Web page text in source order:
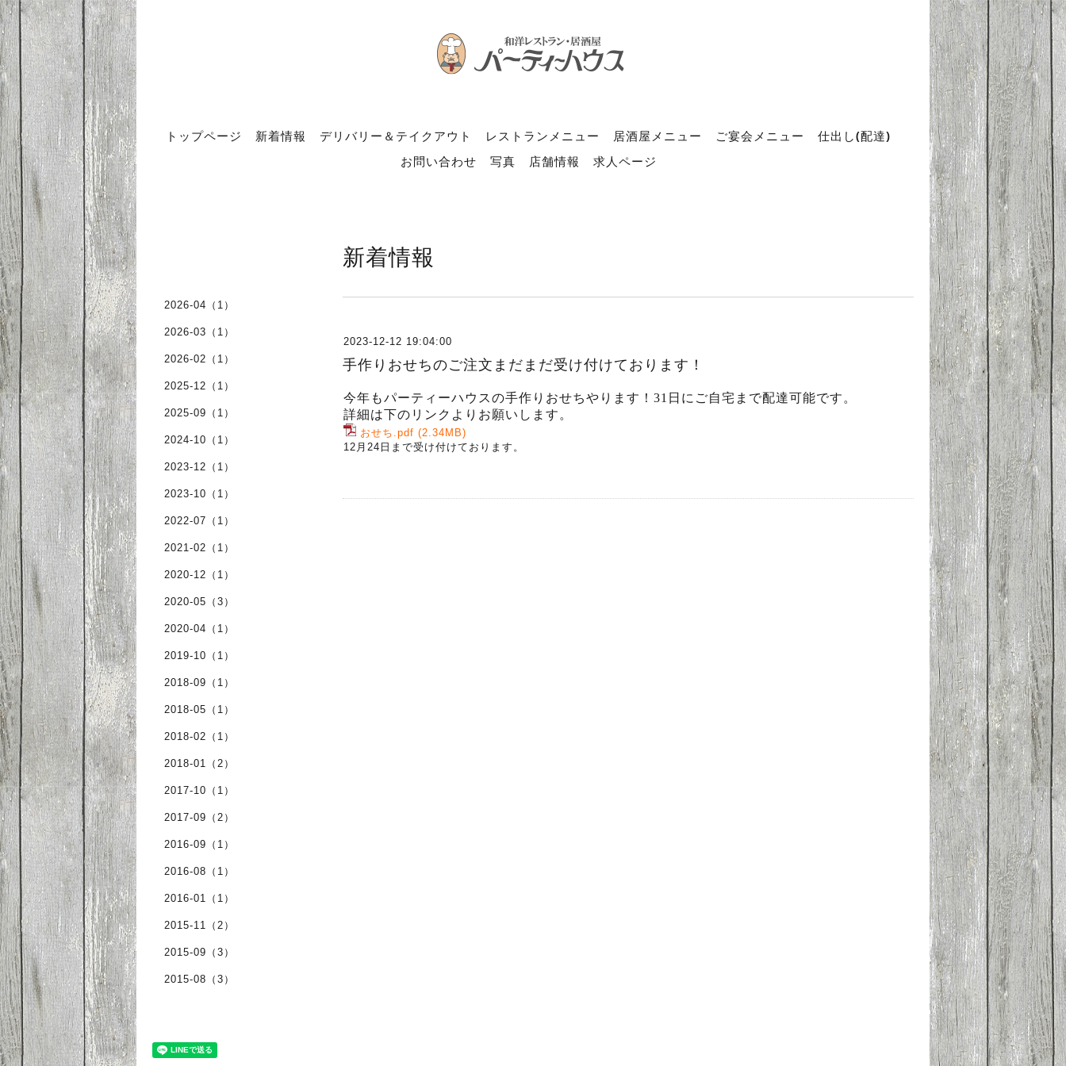
トップページ 新着情報 デリバリー＆テイクアウト レストランメニュー 居酒屋メニュー ご宴会メニュー
仕出し(配達)
お問い合わせ
写真 店舗情報 求人ページ
新着情報
2023-12-12 19:04:00
手作りおせちのご注文まだまだ受け付けております！
今年もパーティーハウスの手作りおせちやります！31日にご自宅まで配達可能です。
詳細は下のリンクよりお願いします。
おせち.pdf (2.34MB)
12月24日まで受け付けております。
2026-04（1）
2026-03（1）
2026-02（1）
2025-12（1）
2025-09（1）
2024-10（1）
2023-12（1）
2023-10（1）
2022-07（1）
2021-02（1）
2020-12（1）
2020-05（3）
2020-04（1）
2019-10（1）
2018-09（1）
2018-05（1）
2018-02（1）
2018-01（2）
2017-10（1）
2017-09（2）
2016-09（1）
2016-08（1）
2016-01（1）
2015-11（2）
2015-09（3）
2015-08（3）